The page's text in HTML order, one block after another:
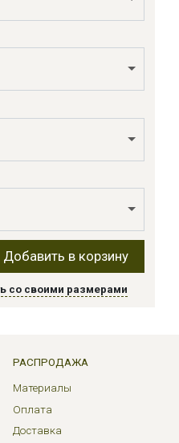
Добавить в корзину
со своими размерами
РАСПРОДАЖА
Материалы
Оплата
Доставка